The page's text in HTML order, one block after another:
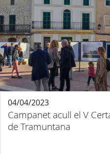
Campanet acull el V
de Tramuntana
04/04/2023